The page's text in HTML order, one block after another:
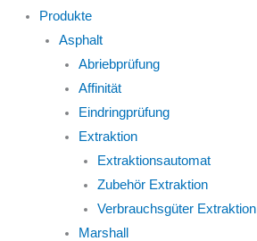
Produkte
Asphalt
Abriebprüfung
Affinität
Eindringprüfung
Extraktion
Extraktionsautomat
Zubehör Extraktion
Verbrauchsgüter Extraktion
Marshall